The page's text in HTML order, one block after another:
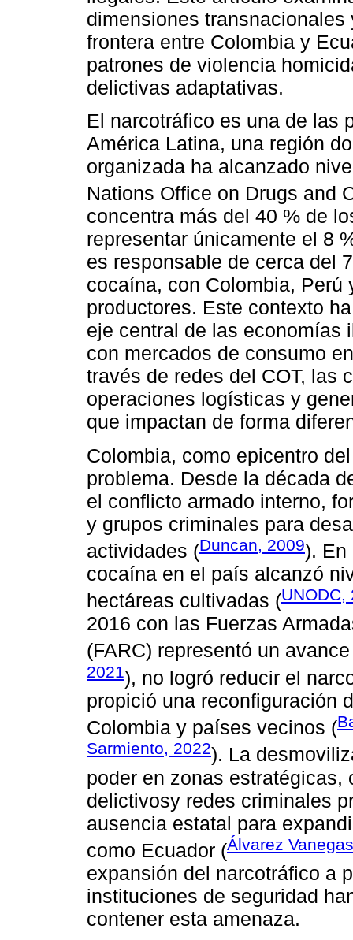
dimensiones
frontera entre Colombia y
patrones de violencia
delictivas adaptativas.
El narcotráfico es una de las
América Latina, una región
organizada ha alcanzado
Nations Office on Drugs and
concentra más del 40 % de
representar únicamente el 8
es responsable de cerca del
cocaína, con Colombia,
productores. Este contexto
eje central de las economías
con mercados de consumo
través de redes del COT, las
operaciones logísticas y
que impactan de forma
Colombia, como epicentro
problema. Desde la década
el conflicto armado interno,
y grupos criminales para
actividades (Duncan, 2009). En
cocaína en el país alcanzó
hectáreas cultivadas (UNODC,
2016 con las Fuerzas
(FARC) representó un
2021), no logró reducir el
propició una reconfiguración
Colombia y países vecinos (
Sarmiento, 2022). La
poder en zonas
delictivosy redes criminales
ausencia estatal para
como Ecuador (Álvarez
expansión del narcotráfico a
instituciones de seguridad
contener esta amenaza.